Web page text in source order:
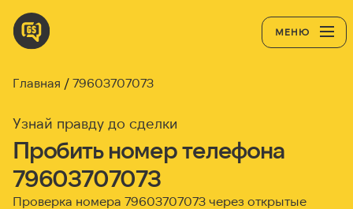
МЕНЮ
Главная 79603707073
Узнай правду до сделки
Пробить номер телефона
79603707073
Проверка номера 79603707073 через открытые